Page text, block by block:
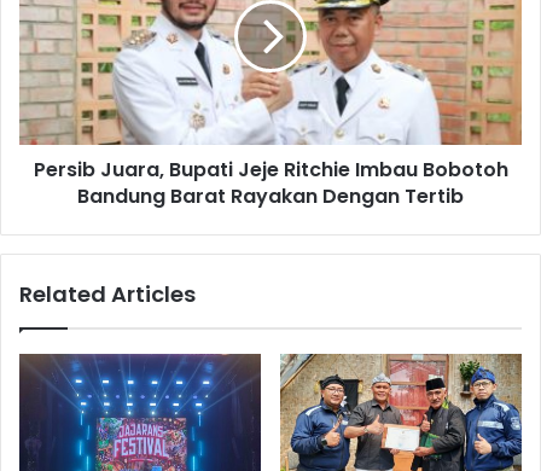
Jeje
Ritchie
Imbau
Bobotoh
Bandung
Barat
Rayakan
Persib Juara, Bupati Jeje Ritchie Imbau Bobotoh
Bandung Barat Rayakan Dengan Tertib
Related Articles